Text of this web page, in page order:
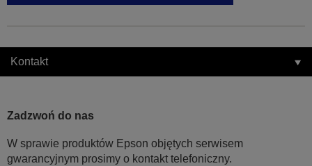
Kontakt
Zadzwoń do nas
W sprawie produktów Epson objętych serwisem
gwarancyjnym prosimy o kontakt telefoniczny.